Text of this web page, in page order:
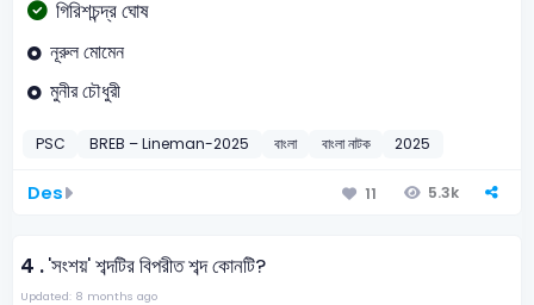
গিরিশচন্দ্র ঘোষ
নূরুল মোমেন
মুনীর চৌধুরী
PSC BREB – Lineman-2025 বাংলা বাংলা নাটক 2025
Des 11 5.3k
4 .'সংশয়' শব্দটির বিপরীত শব্দ কোনটি?
Updated: 8 months ago